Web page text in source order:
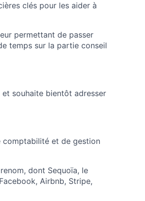
clés pour les aider à
permettant de passer
temps sur la partie conseil
et souhaite bientôt adresser
comptabilité et de gestion
dont Sequoïa, le
Airbnb, Stripe,